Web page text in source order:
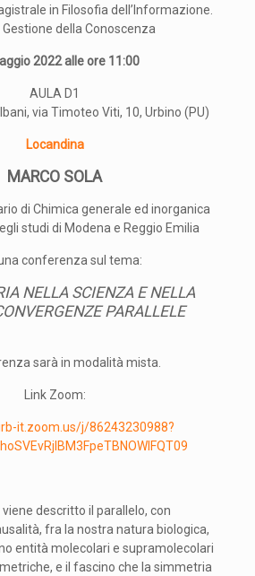
in Filosofia dell’Informazione.
Gestione della Conoscenza
2022 alle ore 11:00
AULA D1
via Timoteo Viti, 10, Urbino (PU)
Locandina
MARCO SOLA
di Chimica generale ed inorganica
studi di Modena e Reggio Emilia
conferenza sul tema:
NELLA SCIENZA E NELLA
PARALLELE
sarà in modalità mista.
Link Zoom:
it.zoom.us/j/86243230988?
descritto il parallelo, con
fra la nostra natura biologica,
entità molecolari e supramolecolari
e il fascino che la simmetria